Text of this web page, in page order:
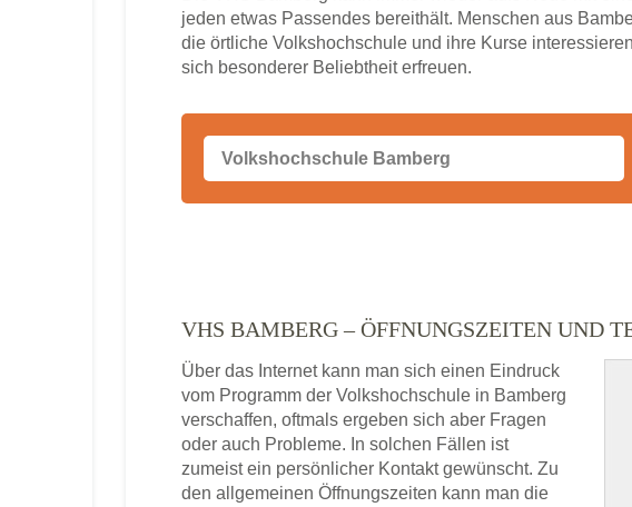
VHS Bamberg Kurse
VHS Bamberg – Öffnungszeiten und
Stellenangebote der Volkshochschule Bamberg
Alternativen zum VHS Programm 2026 in Bamberg
jeden etwas Passendes bereithält. Menschen aus
die örtliche Volkshochschule und ihre Kurse
sich besonderer Beliebtheit erfreuen.
VHS BAMBERG – ÖFFNUNGSZEITEN UND
Über das Internet kann man sich einen Eindruck
vom Programm der Volkshochschule in Bamberg
verschaffen, oftmals ergeben sich aber Fragen
oder auch Probleme. In solchen Fällen ist
zumeist ein persönlicher Kontakt gewünscht. Zu
den allgemeinen Öffnungszeiten kann man die